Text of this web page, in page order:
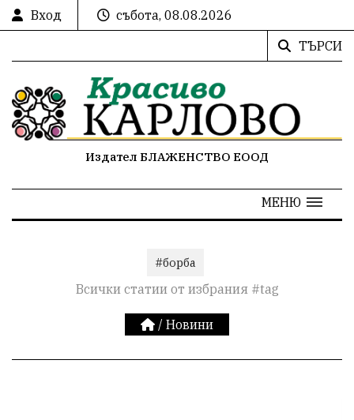
Вход
събота, 08.08.2026
ТЪРСИ
Издател БЛАЖЕНСТВО ЕООД
МЕНЮ
#борба
Всички статии от избрания #tag
/ Новини